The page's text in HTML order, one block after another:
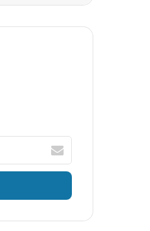
آدرس
ایمیل
خود
وارد